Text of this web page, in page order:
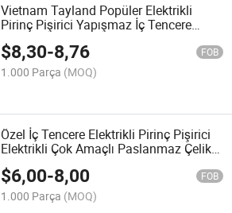
Vietnam Tayland Popüler Elektrikli
Pirinç Pişirici Yapışmaz İç Tencere
Mutfak Aleti
$8,30-8,76 FOB
1.000 Parça (MOQ)
Özel İç Tencere Elektrikli Pirinç Pişirici
Elektrikli Çok Amaçlı Paslanmaz Çelik
Ev Kullanımı Pirinç Pişirici
$6,00-8,00 FOB
1.000 Parça (MOQ)